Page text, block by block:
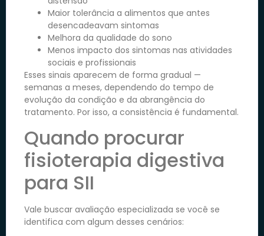
Maior tolerância a alimentos que antes
desencadeavam sintomas
Melhora da qualidade do sono
Menos impacto dos sintomas nas atividades
sociais e profissionais
Esses sinais aparecem de forma gradual —
semanas a meses, dependendo do tempo de
evolução da condição e da abrangência do
tratamento. Por isso, a consistência é fundamental.
Quando procurar
fisioterapia digestiva
para SII
Vale buscar avaliação especializada se você se
identifica com algum desses cenários: